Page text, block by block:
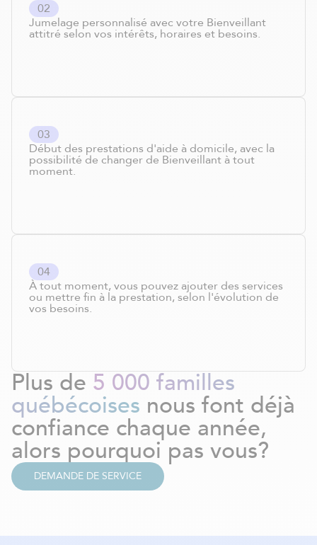
02
Jumelage personnalisé avec votre Bienveillant
attitré selon vos intérêts, horaires et besoins.
03
Début des prestations d'aide à domicile, avec la
possibilité de changer de Bienveillant à tout
moment.
04
À tout moment, vous pouvez ajouter des services
ou mettre fin à la prestation, selon l'évolution de
vos besoins.
Plus de 5 000 familles
québécoises nous font déjà
confiance chaque année,
alors pourquoi pas vous?
DEMANDE DE SERVICE